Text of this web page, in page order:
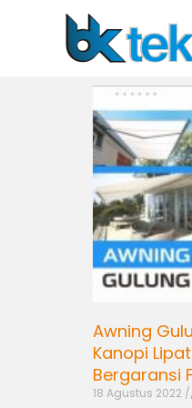
Awning
Kanopi
Bergaransi
18 Agustus 2022